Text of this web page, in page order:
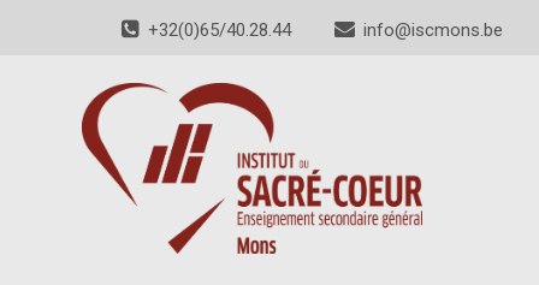
+32(0)65/40.28.44 info@iscmons.be